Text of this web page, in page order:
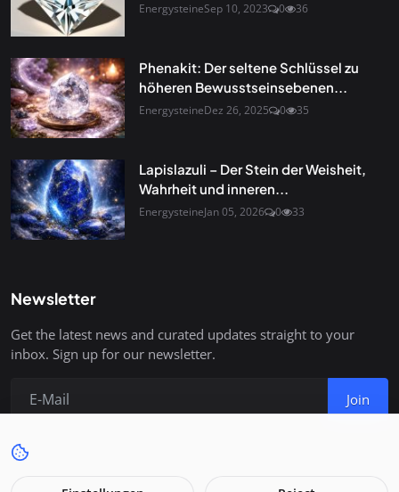
EnergysteineSep 10, 2023 0 36
Phenakit: Der seltene Schlüssel zu
höheren Bewusstseinsebenen...
EnergysteineDez 26, 2025 0 35
Lapislazuli – Der Stein der Weisheit,
Wahrheit und inneren...
EnergysteineJan 05, 2026 0 33
Newsletter
Get the latest news and curated updates straight to your
inbox. Sign up for our newsletter.
Join